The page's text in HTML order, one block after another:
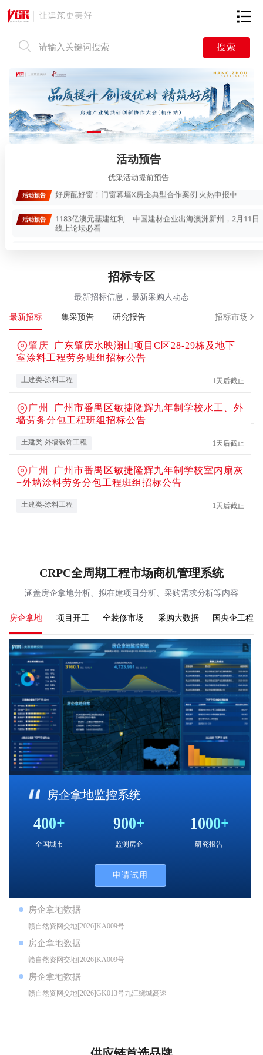
搜索
活动预告
优采活动提前预告
活动预告 绿链行动 低碳新材
活动预告 澳标、渠道、本地化——解码中国建材出海澳洲实战攻略
速报名！建材企业出海中东的文化战略与市场洞察闭门交流
活动预告 好房配好窗！门窗幕墙X房企典型合作案例 火热申报中
活动预告
1183亿澳元基建红利｜中国建材企业出海澳洲新州，2月11日
线上论坛必看
2026房建供应链Top500首选品牌测评预申报启动
2026房建供应链TOP500首选品牌测评珠海评审会
活动预告
活动预告 “产品精耕 新质生长”2025年中国住房租赁产品力峰会
活动预告 创新平台走进良信股份 暨“好房子”智慧用电调研交流会
招标专区
最新招标信息，最新采购人动态
最新招标 集采预告 研究报告 招标市场
肇庆
广东肇庆水映澜山项目C区28-29栋及地下
室涂料工程劳务班组招标公告
土建类-涂料工程 1天后截止
广州
广州市番禺区敏捷隆辉九年制学校水工、外
墙劳务分包工程班组招标公告
土建类-外墙装饰工程 1天后截止
广州
广州市番禺区敏捷隆辉九年制学校室内扇灰
+外墙涂料劳务分包工程班组招标公告
土建类-涂料工程 1天后截止
CRPC全周期工程市场商机管理系统
涵盖房企拿地分析、拟在建项目分析、采购需求分析等内容
房企拿地 项目开工 全装修市场 采购大数据 国央企工程
房企拿地监控系统
400+
全国城市
900+
监测房企
1000+
研究报告
申请试用
房企拿地数据
赣自然资网交地[2026]KA009号
DKA2026015
房企拿地数据
赣自然资网交地[2026]KA009号
DKA2026016
房企拿地数据
赣自然资网交地[2026]GK013号九江绕城高速东